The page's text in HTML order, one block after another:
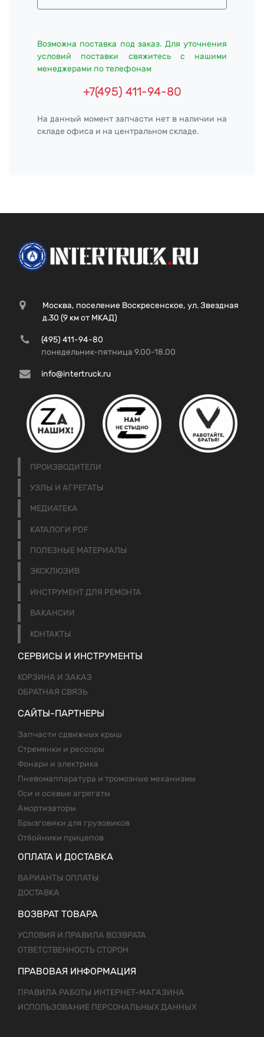
Возможна поставка под заказ. Для уточнения
условий поставки свяжитесь с нашими
менеджерами по телефонам
+7(495) 411-94-80
На данный момент запчасти нет в наличии на
складе офиса и на центральном складе.
Москва, поселение Воскресенское, ул. Звездная
д.30 (9 км от МКАД)
(495) 411-94-80
понедельник-пятница 9.00-18.00
info@intertruck.ru
ПРОИЗВОДИТЕЛИ
УЗЛЫ И АГРЕГАТЫ
МЕДИАТЕКА
КАТАЛОГИ PDF
ПОЛЕЗНЫЕ МАТЕРИАЛЫ
ЭКСКЛЮЗИВ
ИНСТРУМЕНТ ДЛЯ РЕМОНТА
ВАКАНСИИ
КОНТАКТЫ
СЕРВИСЫ И ИНСТРУМЕНТЫ
КОРЗИНА И ЗАКАЗ
ОБРАТНАЯ СВЯЗЬ
САЙТЫ-ПАРТНЕРЫ
Запчасти сдвижных крыш
Стремянки и рессоры
Фонари и электрика
Пневомаппаратура и тромозные механизмы
Оси и осевые агрегаты
Амортизаторы
Брызговики для грузовиков
Отбойники прицепов
ОПЛАТА И ДОСТАВКА
ВАРИАНТЫ ОПЛАТЫ
ДОСТАВКА
ВОЗВРАТ ТОВАРА
УСЛОВИЯ И ПРАВИЛА ВОЗВРАТА
ОТВЕТСТВЕННОСТЬ СТОРОН
ПРАВОВАЯ ИНФОРМАЦИЯ
ПРАВИЛА РАБОТЫ ИНТЕРНЕТ-МАГАЗИНА
ИСПОЛЬЗОВАНИЕ ПЕРСОНАЛЬНЫХ ДАННЫХ